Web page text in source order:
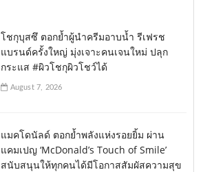
โชกุบุสซึ ตอกย้ำผู้นำครีมอาบน้ำ รีเฟรช
แบรนด์ครั้งใหญ่ มุ่งเจาะคนเจนใหม่ ปลุก
กระแส #ผิวโชกุผิวโชว์ได้
August 7, 2026
แมคโดนัลด์ ตอกย้ำพลังแห่งรอยยิ้ม ผ่าน
แคมเปญ ‘McDonald’s Touch of Smile’
สนับสนุนให้ทุกคนได้มีโอกาสสัมผัสความสุข